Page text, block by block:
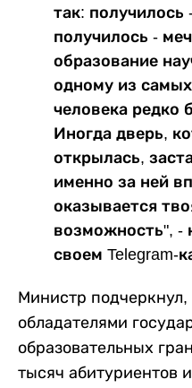
так: получилось
получилось -
образование
одному из
человека редко
Иногда дверь,
открылась,
именно за ней
оказывается
возможность", -
своем Telegram-
Министр подчеркнул,
обладателями
образовательных
тысяч абитуриентов